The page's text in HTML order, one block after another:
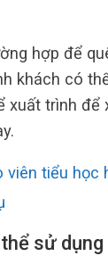
hợp để
khách có
xuất trình để
viên tiểu học
sử